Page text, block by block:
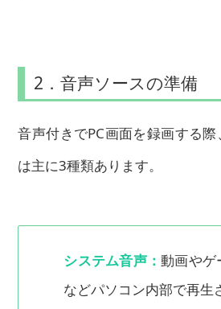
2．音声ソースの準備
音声付きでPC画面を録画する
は主に3種類あります。
システム音声：動画やゲ
などパソコン内部で再生